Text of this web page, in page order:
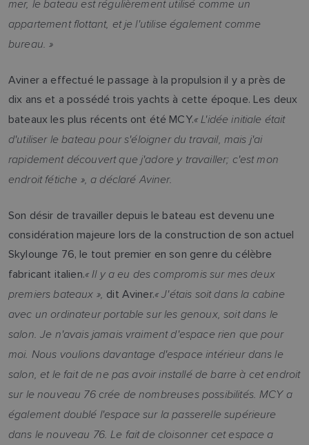
mer, le bateau est régulièrement utilisé comme un
appartement flottant, et je l'utilise également comme
bureau. »
Aviner a effectué le passage à la propulsion il y a près de
dix ans et a possédé trois yachts à cette époque. Les deux
bateaux les plus récents ont été MCY.« L'idée initiale était
d'utiliser le bateau pour s'éloigner du travail, mais j'ai
rapidement découvert que j'adore y travailler; c'est mon
endroit fétiche », a déclaré Aviner.
Son désir de travailler depuis le bateau est devenu une
considération majeure lors de la construction de son actuel
Skylounge 76, le tout premier en son genre du célèbre
fabricant italien.« Il y a eu des compromis sur mes deux
premiers bateaux », dit Aviner.« J'étais soit dans la cabine
avec un ordinateur portable sur les genoux, soit dans le
salon. Je n'avais jamais vraiment d'espace rien que pour
moi. Nous voulions davantage d'espace intérieur dans le
salon, et le fait de ne pas avoir installé de barre à cet endroit
sur le nouveau 76 crée de nombreuses possibilités. MCY a
également doublé l'espace sur la passerelle supérieure
dans le nouveau 76. Le fait de cloisonner cet espace a